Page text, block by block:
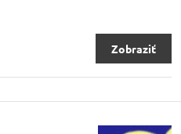
Zobraziť